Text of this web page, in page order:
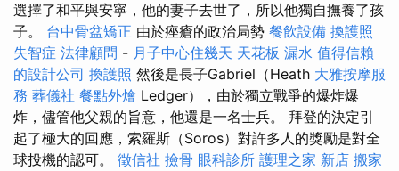
選擇了和平與安寧，他的妻子去世了，所以他獨自撫養了孩
子。 台中骨盆矯正 由於痤瘡的政治局勢 餐飲設備 換護照
失智症 法律顧問 - 月子中心住幾天 天花板 漏水 值得信賴
的設計公司 換護照 然後是長子Gabriel（Heath 大雅按摩服
務 葬儀社 餐點外燴 Ledger），由於獨立戰爭的爆炸爆
炸，儘管他父親的旨意，他還是一名士兵。 拜登的決定引
起了極大的回應，索羅斯（Soros）對許多人的獎勵是對全
球投機的認可。 徵信社 撿骨 眼科診所 護理之家 新店 搬家